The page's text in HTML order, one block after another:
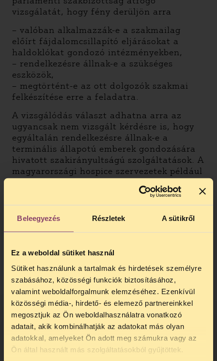
Beleegyezés Részletek A sütikről
Ez a weboldal sütiket használ
Sütiket használunk a tartalmak és hirdetések személyre
szabásához, közösségi funkciók biztosításához,
valamint weboldalforgalmunk elemzéséhez. Ezenkívül
közösségi média-, hirdető- és elemező partnereinkkel
megosztjuk az Ön weboldalhasználatra vonatkozó
adatait, akik kombinálhatják az adatokat más olyan
adatokkal, amelyeket Ön adott meg számukra vagy az
Ön által használt más szolgáltatásokból gyűjtöttek.
vizsgálatát, hogy fény derüljön arra
– valóban alkalmazzák-e a szakmailag
előírt fájdalomcsillapító eljárásokat a
haldoklókat gondozó intézményekben,
– rendelkezésre állnak-e a szükséges
eszközök,
– megtörtént-e az ott dolgozók szakmai
felkészítése erre a feladatra.
A vizsgálódás választ adhatna arra az
ugyancsak nem vizsgált kérdésre is, hogy
egyáltalán rendelkezésre állnak-e a
terminális állapotú emberek gondozására
hivatott szakirányultságú szolgáltatások. A
magyarországi hospice szervezetek például
felhasználása mellett, évente
összességében kétezer terminális állapotú
betegek ellátására tudnak vállalkozni, e
mintegy 130 ezer ember hal meg, a
Különösen aggályosnak tűnik a kórházi
utókezelő és krónikus osztályok helyzete. A
köznyelvben csak elfekvőként ismert
osztályokon uralkodó állapotokba csak egy-
egy sajtóriport, baleset (pl. tűzhalál) híre
enged betekintést. Arra szeretnénk kérni a
sajtó tisztelt képviselőit, hogy a
nyilvánosság előtt számoljanak be
TELEFONOS JOGSEGÉLY